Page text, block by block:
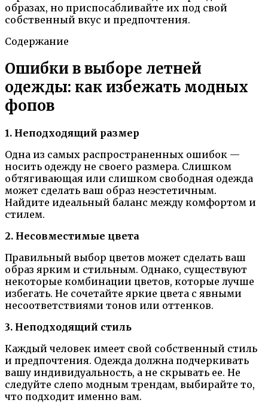
образах, но приспосабливайте их под свой
собственный вкус и предпочтения.
Содержание
Ошибки в выборе летней
одежды: как избежать модных
фопов
1. Неподходящий размер
Одна из самых распространенных ошибок —
носить одежду не своего размера. Слишком
обтягивающая или слишком свободная одежда
может сделать ваш образ неэстетичным.
Найдите идеальный баланс между комфортом и
стилем.
2. Несовместимые цвета
Правильный выбор цветов может сделать ваш
образ ярким и стильным. Однако, существуют
некоторые комбинации цветов, которые лучше
избегать. Не сочетайте яркие цвета с явными
несоответствиями тонов или оттенков.
3. Неподходящий стиль
Каждый человек имеет свой собственный стиль
и предпочтения. Одежда должна подчеркивать
вашу индивидуальность, а не скрывать ее. Не
следуйте слепо модным трендам, выбирайте то,
что подходит именно вам.